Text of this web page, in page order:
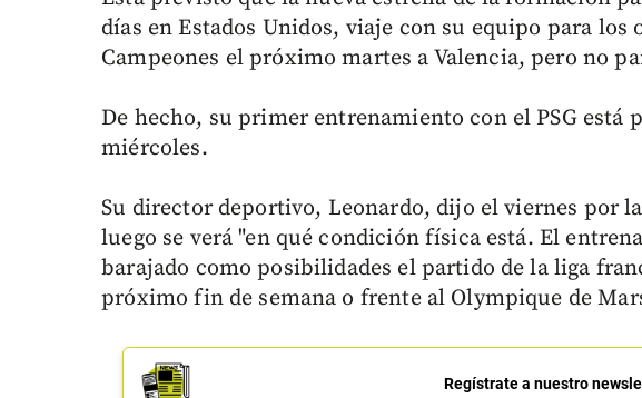
días en Estados Unidos, viaje con su equipo para los
Campeones el próximo martes a Valencia, pero no
De hecho, su primer entrenamiento con el PSG está
miércoles.
Su director deportivo, Leonardo, dijo el viernes por
luego se verá "en qué condición física está. El
barajado como posibilidades el partido de la liga
próximo fin de semana o frente al Olympique de
Regístrate a nuestro